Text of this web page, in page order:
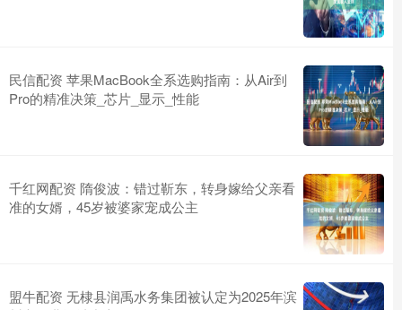
民信配资 苹果MacBook全系选购指南：从Air到
Pro的精准决策_芯片_显示_性能
千红网配资 隋俊波：错过靳东，转身嫁给父亲看
准的女婿，45岁被婆家宠成公主
盟牛配资 无棣县润禹水务集团被认定为2025年滨